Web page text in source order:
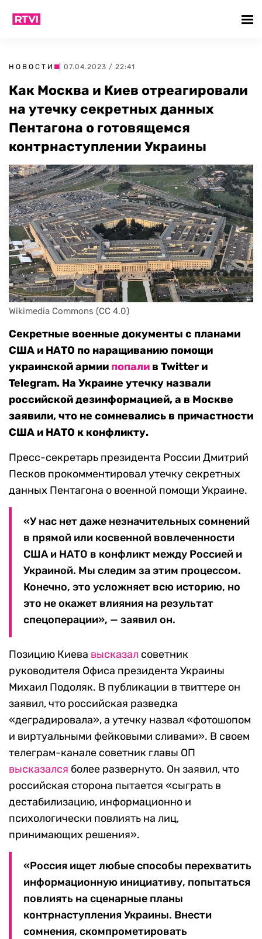
НОВОСТИ | 07.04.2023 / 22:41
Как Москва и Киев отреагировали
на утечку секретных данных
Пентагона о готовящемся
контрнаступлении Украины
Wikimedia Commons (CC 4.0)
Секретные военные документы с планами
США и НАТО по наращиванию помощи
украинской армии попали в Twitter и
Telegram. На Украине утечку назвали
российской дезинформацией, а в Москве
заявили, что не сомневались в причастности
США и НАТО к конфликту.
Пресс-секретарь президента России Дмитрий
Песков прокомментировал утечку секретных
данных Пентагона о военной помощи Украине.
«У нас нет даже незначительных сомнений
в прямой или косвенной вовлеченности
США и НАТО в конфликт между Россией и
Украиной. Мы следим за этим процессом.
Конечно, это усложняет всю историю, но
это не окажет влияния на результат
спецоперации», — заявил он.
Позицию Киева высказал советник
руководителя Офиса президента Украины
Михаил Подоляк. В публикации в твиттере он
заявил, что российская разведка
«деградировала», а утечку назвал «фотошопом
и виртуальными фейковыми сливами». В своем
телеграм-канале советник главы ОП
высказался более развернуто. Он заявил, что
российская сторона пытается «сыграть в
дестабилизацию, информационно и
психологически повлиять на лиц,
принимающих решения».
«Россия ищет любые способы перехватить
информационную инициативу, попытаться
повлиять на сценарные планы
контрнаступления Украины. Внести
сомнения, скомпрометировать